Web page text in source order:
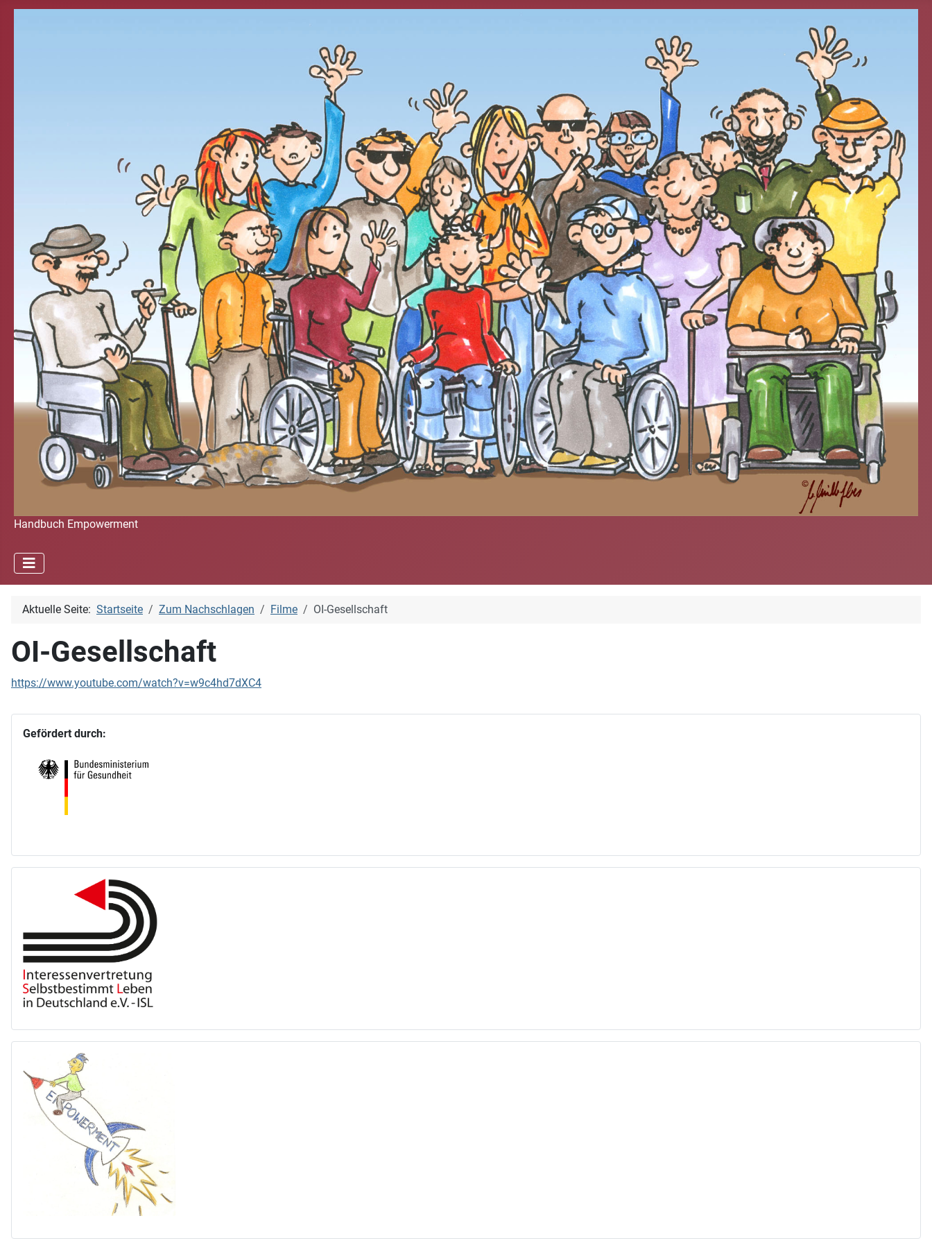
Handbuch Empowerment
Aktuelle Seite: Startseite Zum Nachschlagen Filme OI-Gesellschaft
OI-Gesellschaft
https://www.youtube.com/watch?v=w9c4hd7dXC4
Gefördert durch: